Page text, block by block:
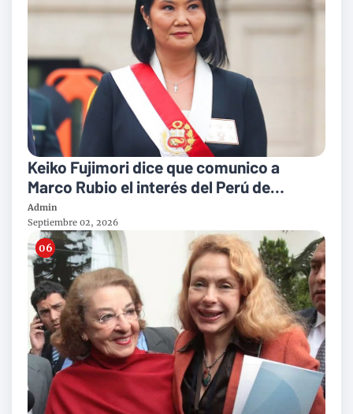
Keiko Fujimori dice que comunico a
Marco Rubio el interés del Perú de
incorporarse al Escudo de las Américas
Admin
Septiembre 02, 2026